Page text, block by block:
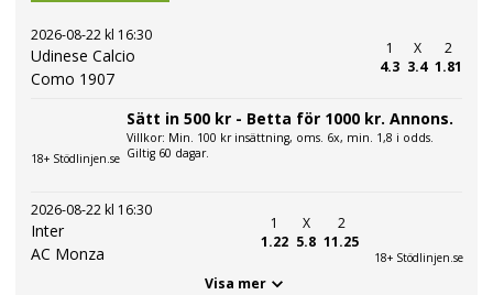
2026-08-22 kl 16:30
Udinese Calcio
Como 1907
1
4.3
X
3.4
2
1.81
18+ Stödlinjen.se
Sätt in 500 kr - Betta för 1000 kr. Annons.
Villkor: Min. 100 kr insättning, oms. 6x, min. 1,8 i odds.
Giltig 60 dagar.
2026-08-22 kl 16:30
Inter
AC Monza
1
1.22
X
5.8
2
11.25
18+ Stödlinjen.se
Visa mer